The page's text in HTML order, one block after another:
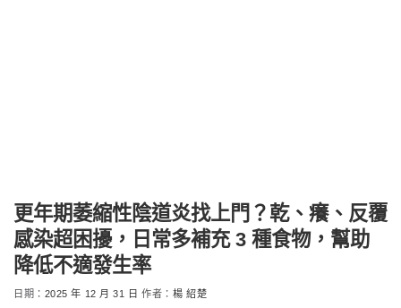
更年期萎縮性陰道炎找上門？乾、癢、反覆
感染超困擾，日常多補充 3 種食物，幫助
降低不適發生率
日期： 2025 年 12 月 31 日 作者： 楊 紹楚